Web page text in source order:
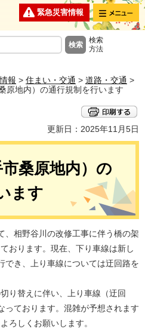
緊急災害情報 メニュー
検索
方法
報 > 住まい・交通 > 道路・交通 >
原地内）の通行規制を行います
更新日：2025年11月5日
桑原地内）の
ます
、相野谷川の改修工事に伴う橋の架
おります。現在、下り車線は新し
でき、上り車線については迂回路を
り替えに伴い、上り車線（迂回
っております。混雑が予想されます
ろしくお願いします。